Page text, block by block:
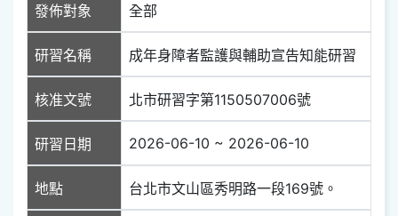
發佈對象 全部
研習名稱 成年身障者監護與輔助宣告知能研習
核准文號 北市研習字第1150507006號
研習日期 2026-06-10 ~ 2026-06-10
地點 台北市文山區秀明路一段169號。